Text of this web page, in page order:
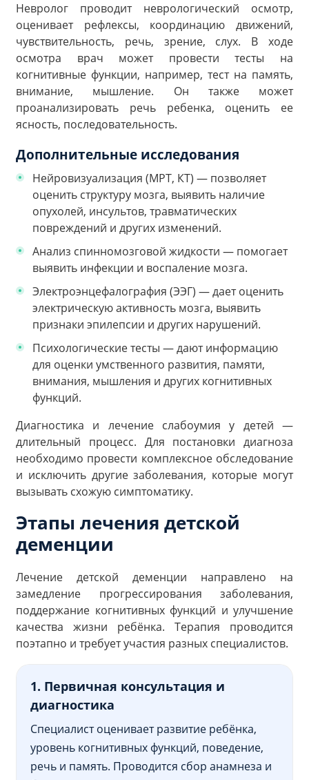
Невролог проводит неврологический осмотр,
оценивает рефлексы, координацию движений,
чувствительность, речь, зрение, слух. В ходе
осмотра врач может провести тесты на
когнитивные функции, например, тест на память,
внимание, мышление. Он также может
проанализировать речь ребенка, оценить ее
ясность, последовательность.
Дополнительные исследования
Нейровизуализация (МРТ, КТ) — позволяет
оценить структуру мозга, выявить наличие
опухолей, инсультов, травматических
повреждений и других изменений.
Анализ спинномозговой жидкости — помогает
выявить инфекции и воспаление мозга.
Электроэнцефалография (ЭЭГ) — дает оценить
электрическую активность мозга, выявить
признаки эпилепсии и других нарушений.
Психологические тесты — дают информацию
для оценки умственного развития, памяти,
внимания, мышления и других когнитивных
функций.
Диагностика и лечение слабоумия у детей —
длительный процесс. Для постановки диагноза
необходимо провести комплексное обследование
и исключить другие заболевания, которые могут
вызывать схожую симптоматику.
Этапы лечения детской
деменции
Лечение детской деменции направлено на
замедление прогрессирования заболевания,
поддержание когнитивных функций и улучшение
качества жизни ребёнка. Терапия проводится
поэтапно и требует участия разных специалистов.
1. Первичная консультация и
диагностика
Специалист оценивает развитие ребёнка,
уровень когнитивных функций, поведение,
речь и память. Проводится сбор анамнеза и